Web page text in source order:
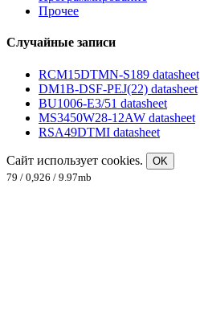
Прочее
Случайные записи
RCM15DTMN-S189 datasheet
DM1B-DSF-PEJ(22) datasheet
BU1006-E3/51 datasheet
MS3450W28-12AW datasheet
RSA49DTMI datasheet
Сайт использует cookies.
OK
79 / 0,926 / 9.97mb